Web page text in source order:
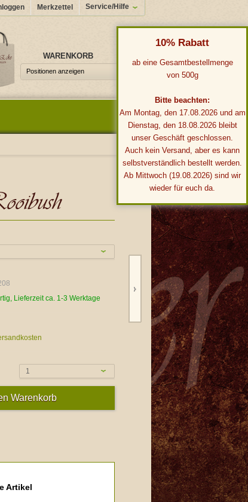
Merkzettel Service/Hilfe
WARENKORB
Positionen anzeigen
10% Rabatt
ab eine Gesamtbestellmenge
von 500g
Bitte beachten:
Am Montag, den 17.08.2026 und am
Dienstag, den 18.08.2026 bleibt
unser Geschäft geschlossen.
Auch kein Versand, aber es kann
selbstverständlich bestellt werden.
Ab Mittwoch (19.08.2026) sind wir
wieder für euch da.
Lieferzeit ca. 1-3 Werktage
1
Artikel